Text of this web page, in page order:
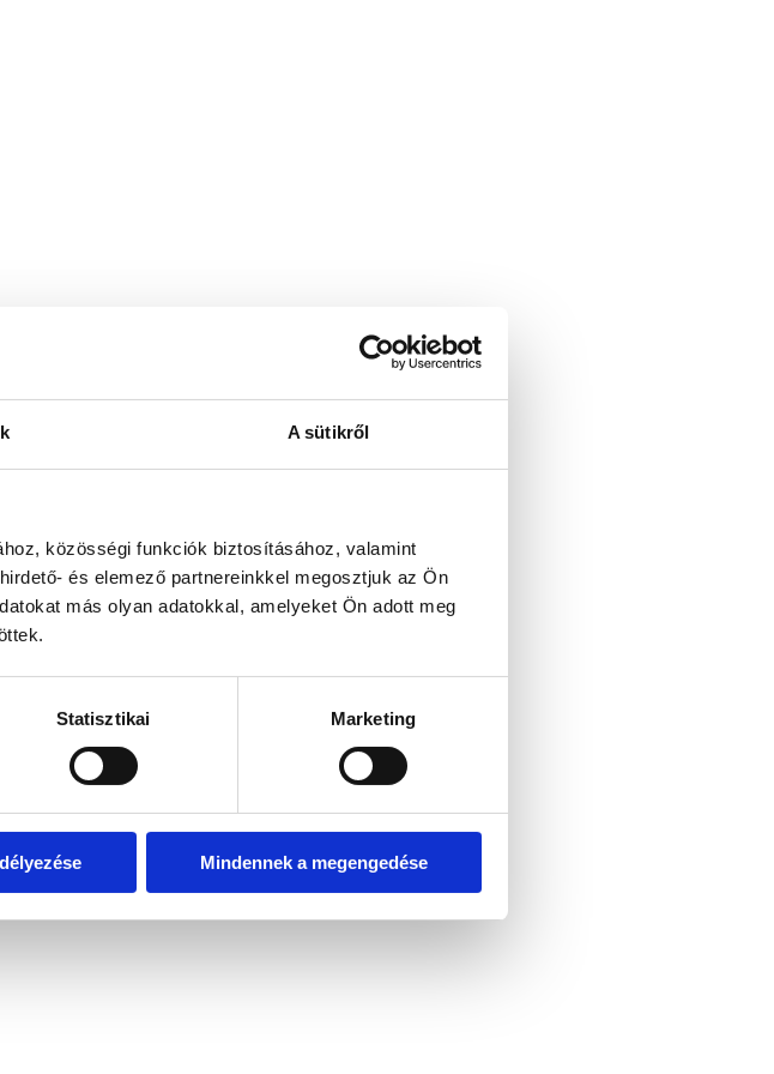
A sütikről
közösségi funkciók biztosításához, valamint
és elemező partnereinkkel megosztjuk az Ön
más olyan adatokkal, amelyeket Ön adott meg
Statisztikai Marketing
Mindennek a megengedése
(see the browser console for more information)